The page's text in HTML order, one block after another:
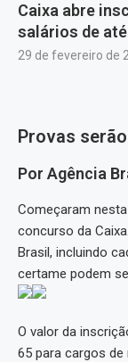
Caixa abre
salários de até
29 de fevereiro de
Provas
Por Agência
Começaram
concurso da
Brasil, incluindo
certame podem
O valor da
65 para cargos